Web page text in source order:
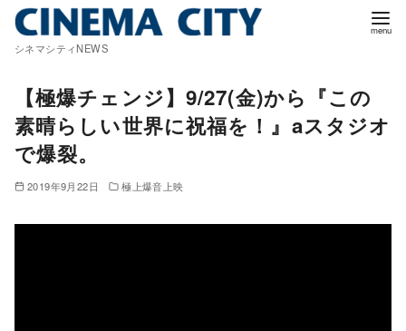
シネマシティNEWS
【極爆チェンジ】9/27(金)から『この
素晴らしい世界に祝福を！』aスタジオ
で爆裂。
2019年9月22日 極上爆音上映